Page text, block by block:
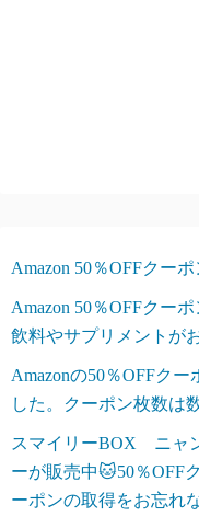
Amazon 50％OFFクー
Amazon 50％OFFクー
飲料やサプリメントが
Amazonの50％OFFク
した。クーポン枚数は
スマイリーBOX ニャ
ーが販売中🐱50％OFF
ーポンの取得をお忘れ